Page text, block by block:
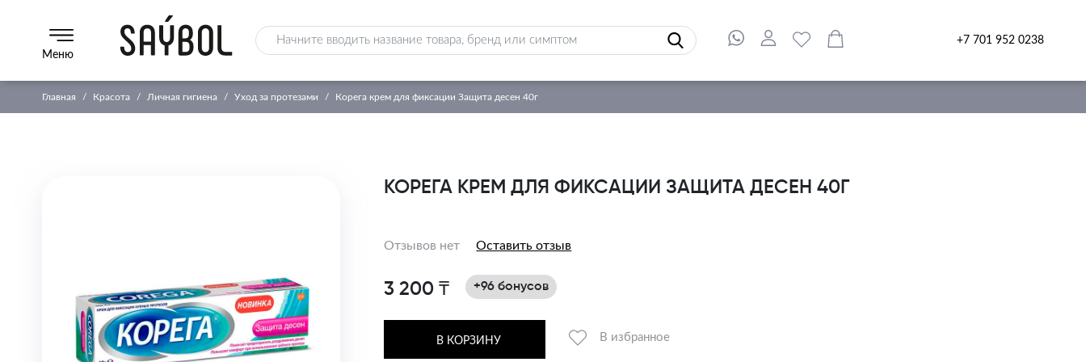
Меню
+7 701 952 0238
Главная Красота Личная гигиена Уход за протезами Корега крем для фиксации Защита десен 40г
КОРЕГА КРЕМ ДЛЯ ФИКСАЦИИ ЗАЩИТА ДЕСЕН 40Г
Отзывов нет Оставить отзыв
3 200 ₸ +96 бонусов
В КОРЗИНУ В избранное